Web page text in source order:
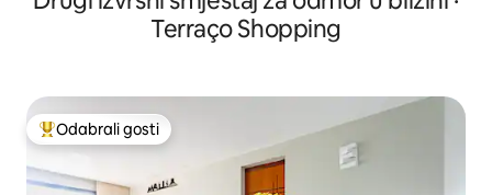
Terraço Shopping
Među najviše rangiranima s oznakom „Odabrali gosti”
Odabrali gosti